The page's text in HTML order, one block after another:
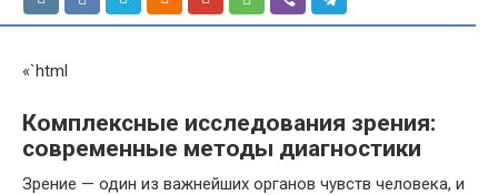
«`html
Комплексные исследования зрения:
современные методы диагностики
Зрение — один из важнейших органов чувств человека, и